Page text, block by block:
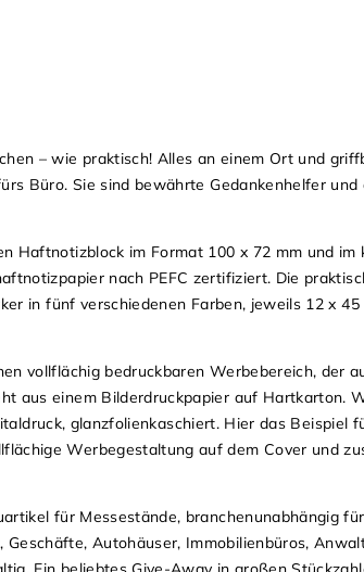
– wie praktisch! Alles an einem Ort und
Büro. Sie sind bewährte Gedankenhelfer und
Haftnotizblock im Format 100 x 72 mm und im
nach PEFC zertifiziert. Die
in fünf verschiedenen Farben, jeweils 12 x 45
vollflächig bedruckbaren Werbebereich, der
aus einem Bilderdruckpapier auf Hartkarton.
glanzfolienkaschiert. Hier das Beispiel
Werbegestaltung auf dem Cover und
für Messestände, branchenunabhängig
Autohäuser, Immobilienbüros,